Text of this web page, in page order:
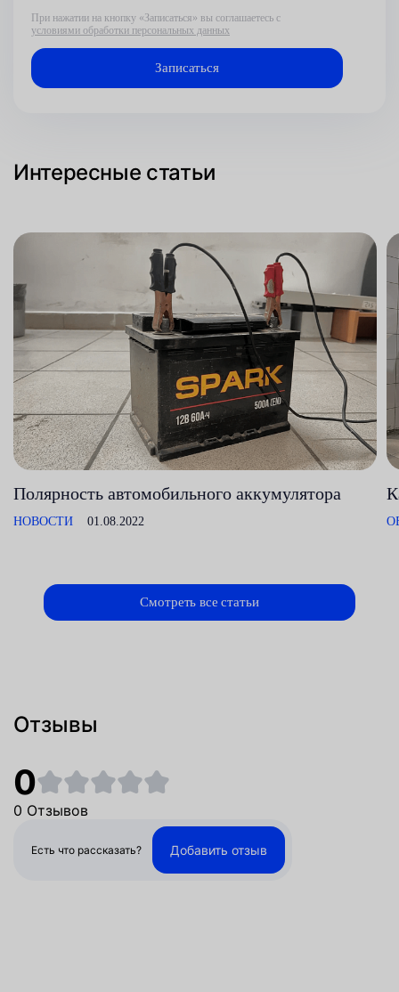
При нажатии на кнопку «Записаться» вы соглашаетесь с
условиями обработки персональных данных
Интересные статьи
Полярность автомобильного аккумулятора
НОВОСТИ 01.08.2022
Смотреть все статьи
Отзывы
0
0 Отзывов
Есть что рассказать? Добавить отзыв